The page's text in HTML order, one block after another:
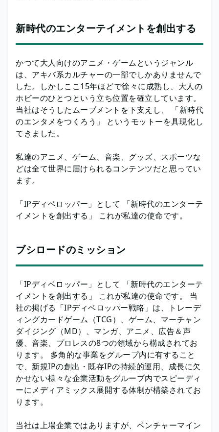
新時代のエンターテイメントを創出する
かつて大人向けのアニメ・ゲームというジャンル
は、アキバ系カルチャーの一部でしかありませんで
した。しかしここ15年ほどで徐々に成熟し、大人の
ホビーのひとつという立ち位置を確立しています。
当社はそうしたムーブメントを下支えし、 「新時代
のエンタメをつくろう」 というモットーを具現化し
てきました。
私達のアニメ、ゲーム、音楽、グッズ、スポーツな
どは全て世界に届けられるコンテンツだと思ってい
ます。
「IPディベロッパー」として 「新時代のエンターテ
イメントを創出する」 これが私達の使命です。
ブシロードのミッション
「IPディベロッパー」として 「新時代のエンターテ
イメントを創出する」 これが私達の使命です。 当
社の掲げる「IPディベロッパー戦略」は、トレーデ
ィングカードゲーム（TCG）、ゲーム、マーチャン
ダイジング（MD）、マンガ、アニメ、広告＆声
優、音楽、プロレスの8つの領域から構成されてお
ります。 多角的な事業をグループ内に有すること
で、新規IPの創出・既存IPの持続的運用、成長に欠
かせない様々な企業活動をグループ内でスピーディ
ーにメディアミックス展開する体制が構築されてお
ります。
当社は上場企業ではありますが、ベンチャーマイン